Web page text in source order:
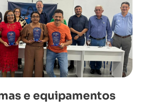
e equipamentos